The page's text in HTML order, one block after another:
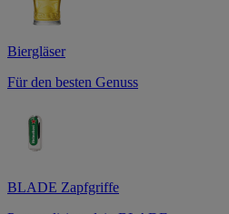
Biergläser
Für den besten Genuss
BLADE Zapfgriffe